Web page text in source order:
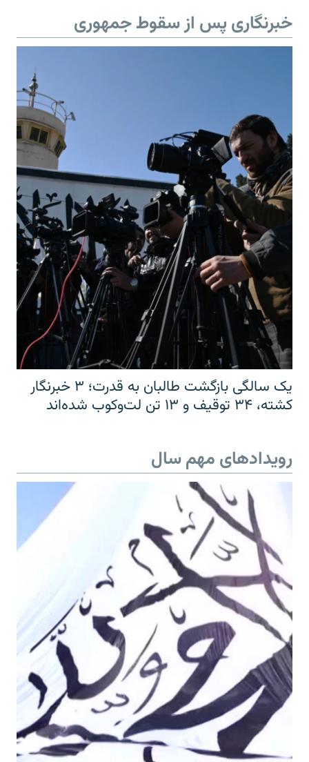
خبرنگاری پس از سقوط جمهوری
یک سالگی بازگشت طالبان به قدرت؛ ۳ خبرنگار
کشته، ۳۴ توقیف و ۱۳ تن لت‌وکوب شده‌اند
رویدادهای مهم سال